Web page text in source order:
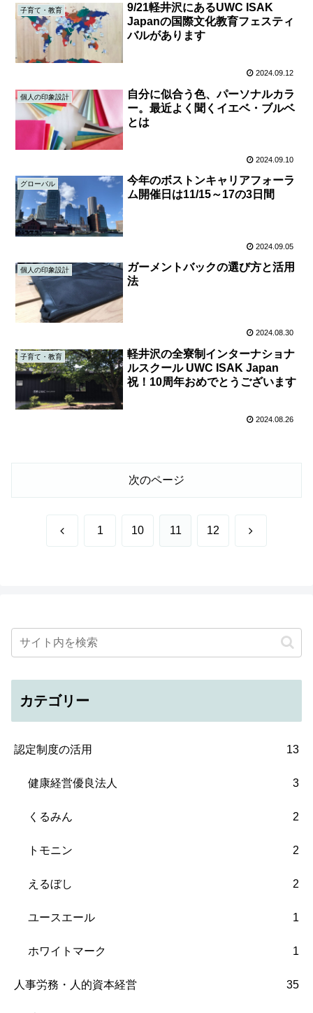
子育て・教育
9/21軽井沢にあるUWC ISAK
Japanの国際文化教育フェスティ
バルがあります
2024.09.12
個人の印象設計
自分に似合う色、パーソナルカラ
ー。最近よく聞くイエベ・ブルベ
とは
2024.09.10
グローバル
今年のボストンキャリアフォーラ
ム開催日は11/15～17の3日間
2024.09.05
個人の印象設計
ガーメントバックの選び方と活用
法
2024.08.30
子育て・教育
軽井沢の全寮制インターナショナ
ルスクール UWC ISAK Japan
祝！10周年おめでとうございます
2024.08.26
次のページ
前 1 10 11 12 次
カテゴリー
認定制度の活用 13
健康経営優良法人 3
くるみん 2
トモニン 2
えるぼし 2
ユースエール 1
ホワイトマーク 1
人事労務・人的資本経営 35